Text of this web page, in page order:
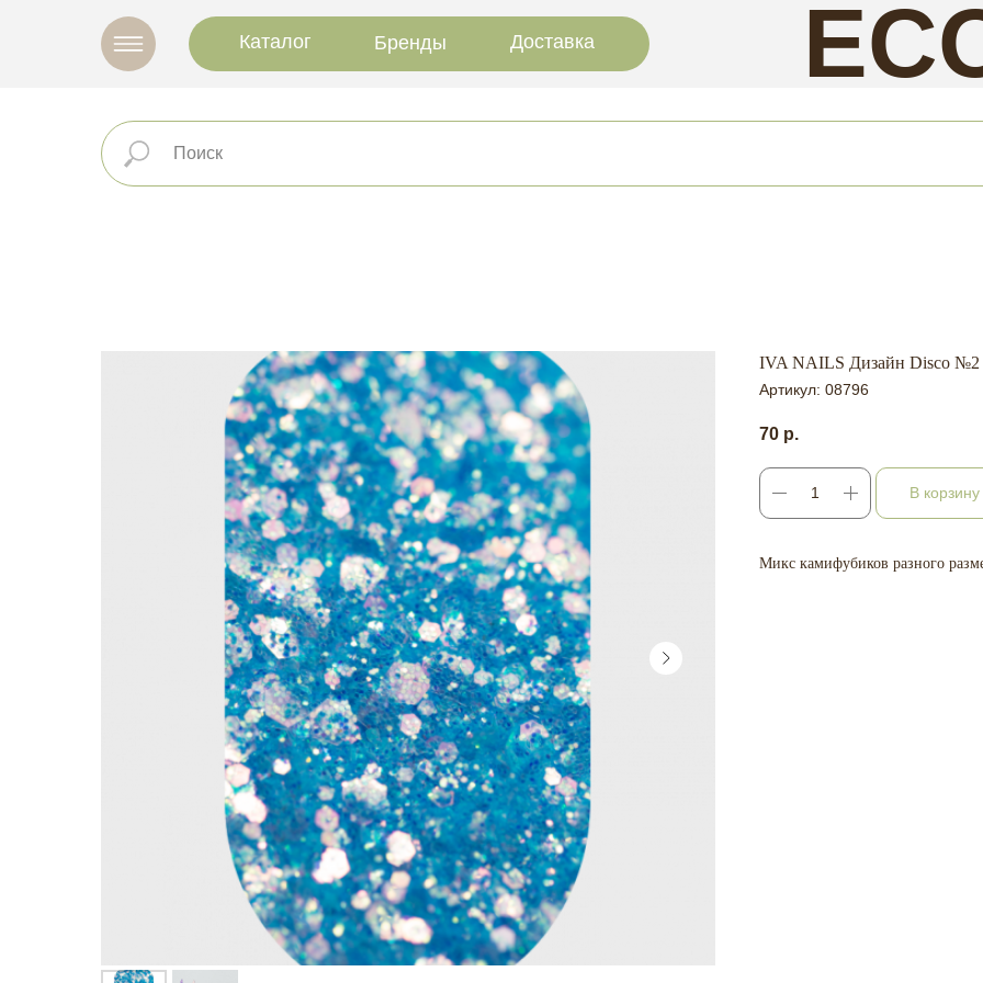
Доставка
Каталог Бренды
IVA NAILS Дизайн Disco №2
Артикул: 08796
70 р.
В корзину
Микс камифубиков разного